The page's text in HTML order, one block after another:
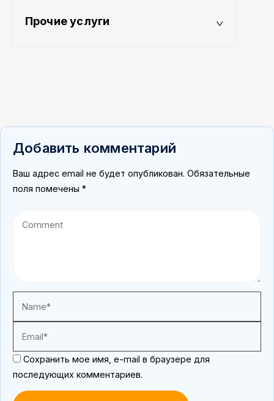
Прочие услуги
Добавить комментарий
Ваш адрес email не будет опубликован. Обязательные
поля помечены *
Сохранить мое имя, e-mail в браузере для
последующих комментариев.